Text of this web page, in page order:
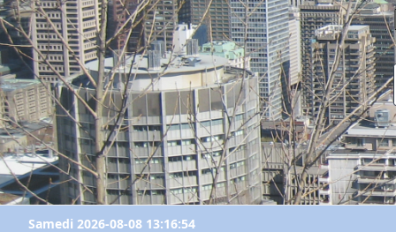
Samedi 2026-08-08 13:16:54